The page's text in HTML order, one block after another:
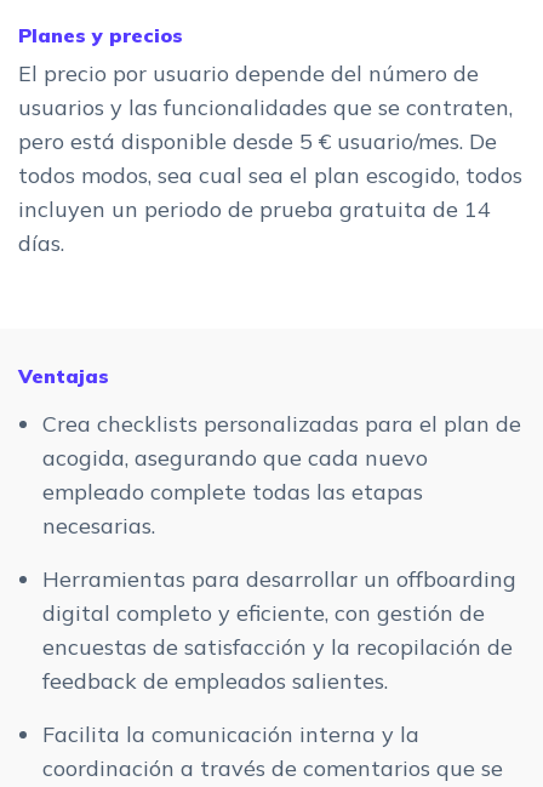
Planes y precios
El precio por usuario depende del número de
usuarios y las funcionalidades que se contraten,
pero está disponible desde 5 € usuario/mes. De
todos modos, sea cual sea el plan escogido, todos
incluyen un periodo de prueba gratuita de 14
días.
Ventajas
Crea checklists personalizadas para el plan de
acogida, asegurando que cada nuevo
empleado complete todas las etapas
necesarias.
Herramientas para desarrollar un offboarding
digital completo y eficiente, con gestión de
encuestas de satisfacción y la recopilación de
feedback de empleados salientes.
Facilita la comunicación interna y la
coordinación a través de comentarios que se